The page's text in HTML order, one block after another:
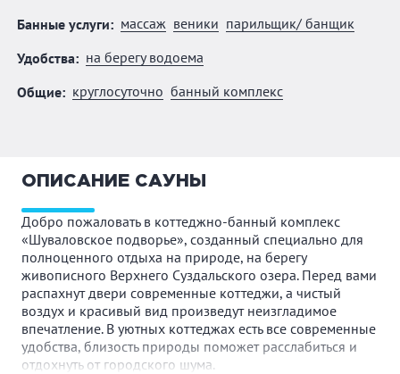
Банные услуги: массаж веники парильщик/ банщик
Удобства: на берегу водоема
Общие: круглосуточно банный комплекс
ОПИСАНИЕ САУНЫ
Добро пожаловать в коттеджно-банный комплекс
«Шуваловское подворье», созданный специально для
полноценного отдыха на природе, на берегу
живописного Верхнего Суздальского озера. Перед вами
распахнут двери современные коттеджи, а чистый
воздух и красивый вид произведут неизгладимое
впечатление. В уютных коттеджах есть все современные
удобства, близость природы поможет расслабиться и
отдохнуть от городского шума.